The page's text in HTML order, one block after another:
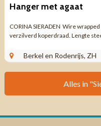
Hanger met agaat
CORINA SIERADEN Wire
verzilverd koperdraad. Lengte
Berkel en Rodenrijs, ZH
Alles in